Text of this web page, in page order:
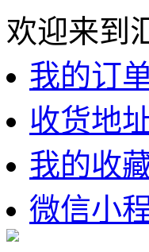
欢迎来到
我的订
收货地
我的收
微信小